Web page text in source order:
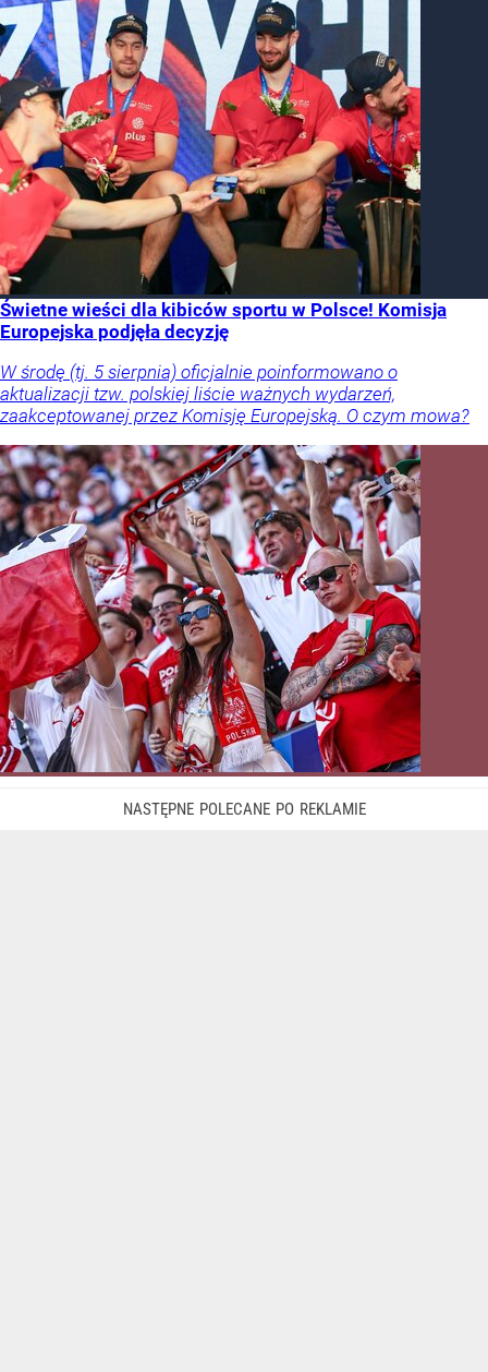
Świetne wieści dla kibiców sportu w Polsce! Komisja
Europejska podjęła decyzję
W środę (tj. 5 sierpnia) oficjalnie poinformowano o
aktualizacji tzw. polskiej liście ważnych wydarzeń,
zaakceptowanej przez Komisję Europejską. O czym mowa?